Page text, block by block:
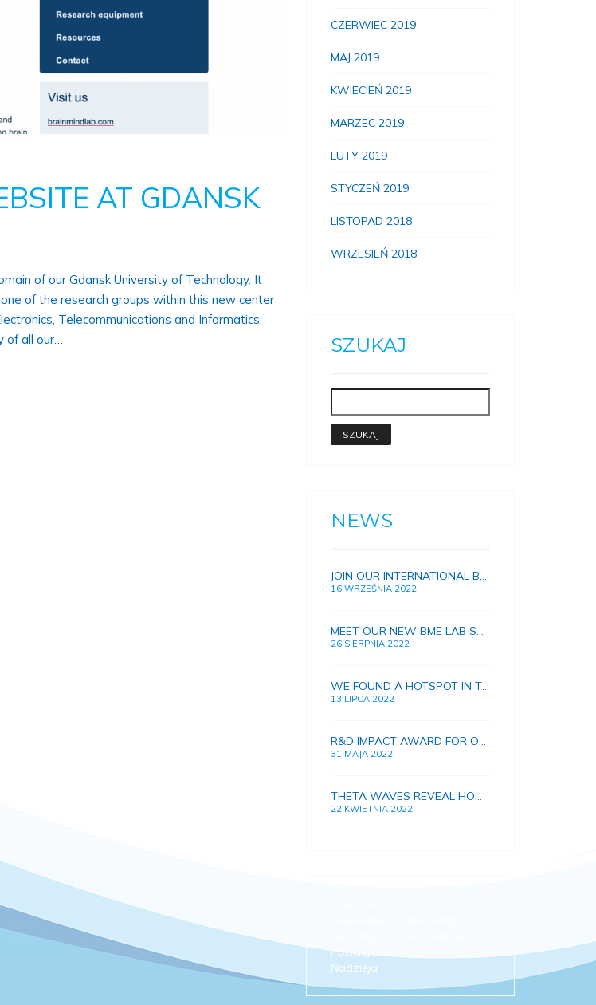
AT GDANSK
of our Gdansk University of Technology. It
of the research groups within this new center
Telecommunications and Informatics,
of all our…
CZERWIEC 2019
MAJ 2019
KWIECIEŃ 2019
MARZEC 2019
LUTY 2019
STYCZEŃ 2019
LISTOPAD 2018
WRZESIEŃ 2018
SZUKAJ
NEWS
JOIN OUR INTERNATIONAL BME LAB
16 WRZEŚNIA 2022
MEET OUR NEW BME LAB SCIENTISTS!
26 SIERPNIA 2022
WE FOUND A HOTSPOT IN THE BRAIN FOR IMPROVING HUMAN MEMORY
13 LIPCA 2022
R&D IMPACT AWARD FOR OUR RESEARCH
31 MAJA 2022
THETA WAVES REVEAL HOW BRAIN CONNECTIONS AND MEMORY DEVELOPS IN GROWING CHILDREN
22 KWIETNIA 2022
Polskiej
Nadzieja